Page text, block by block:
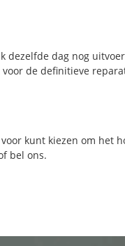
dezelfde dag nog
de definitieve
kunt kiezen om het
bel ons.